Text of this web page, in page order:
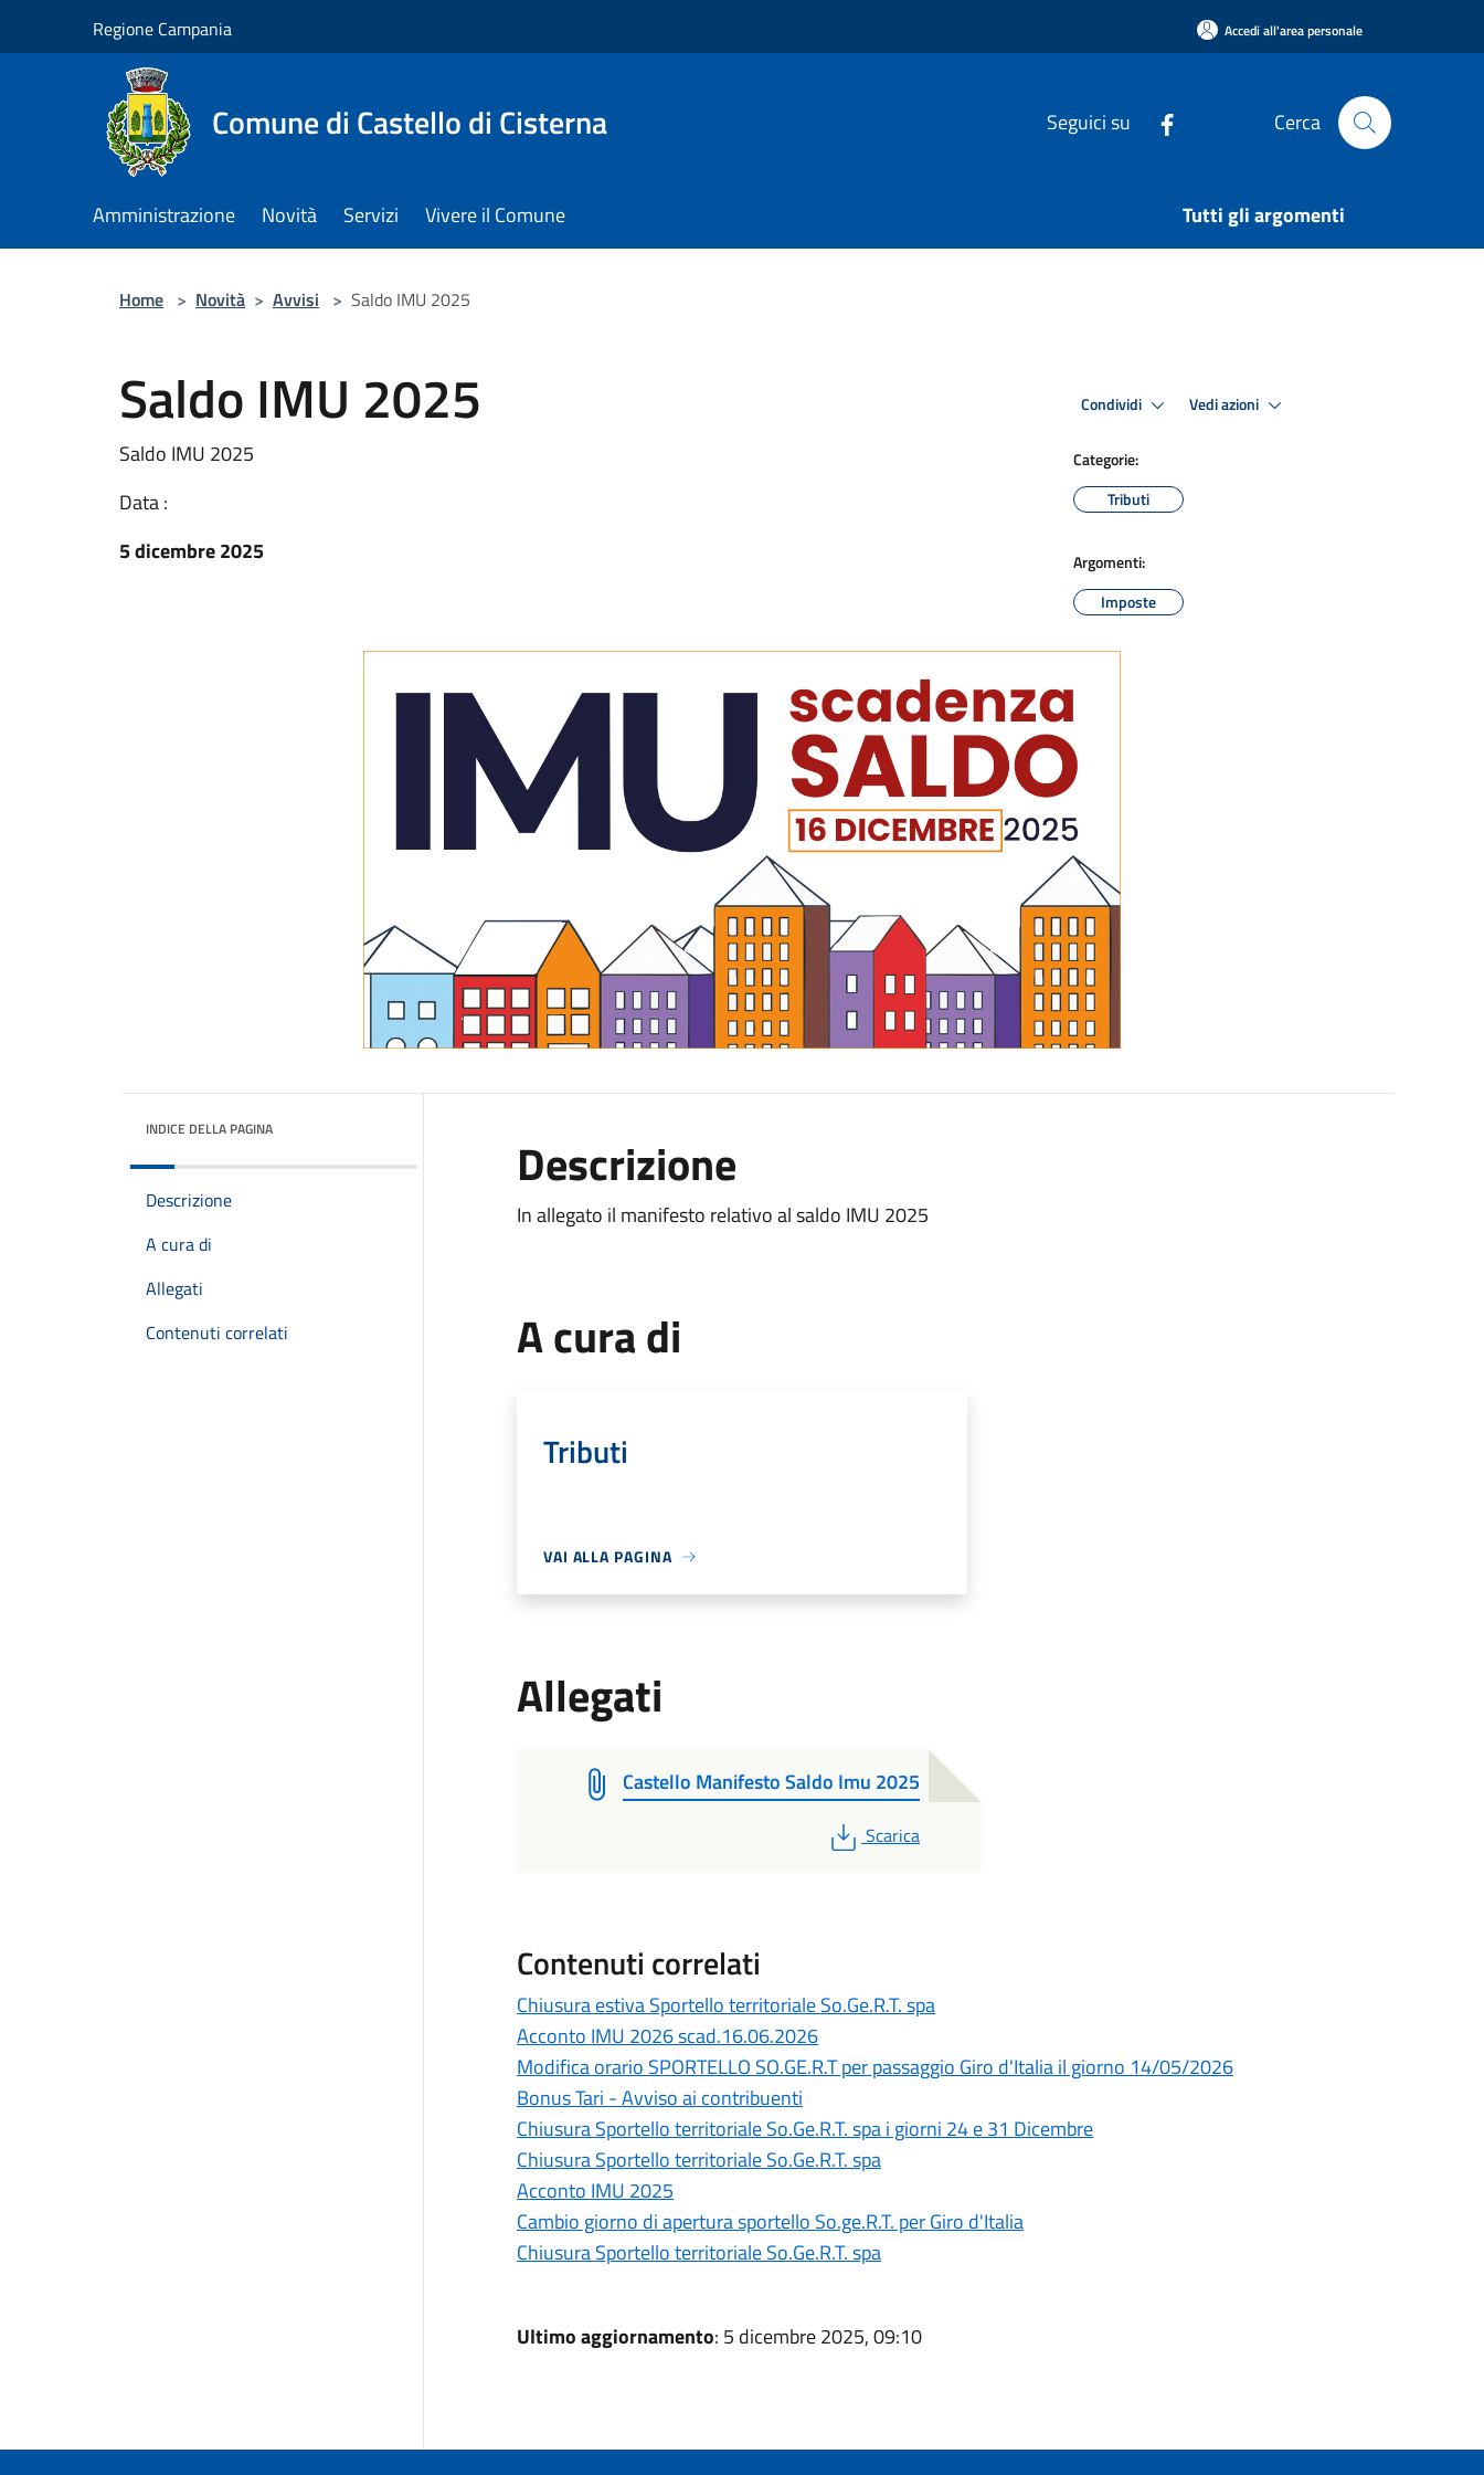
Regione Campania Accedi all'area personale
Comune di Castello di Cisterna Seguici su Cerca
Amministrazione Novità Servizi Vivere il Comune Tutti gli argomenti
Home > Novità > Avvisi > Saldo IMU 2025
Saldo IMU 2025
Saldo IMU 2025
Data :
5 dicembre 2025
Condividi Vedi azioni
Categorie:
Tributi
Argomenti:
Imposte
INDICE DELLA PAGINA
Descrizione
A cura di
Allegati
Contenuti correlati
Descrizione
In allegato il manifesto relativo al saldo IMU 2025
A cura di
Tributi
VAI ALLA PAGINA
Allegati
Castello Manifesto Saldo Imu 2025
PDF
Scarica
Contenuti correlati
Chiusura estiva Sportello territoriale So.Ge.R.T. spa
Acconto IMU 2026 scad.16.06.2026
Modifica orario SPORTELLO SO.GE.R.T per passaggio Giro d'Italia il giorno 14/05/2026
Bonus Tari - Avviso ai contribuenti
Chiusura Sportello territoriale So.Ge.R.T. spa i giorni 24 e 31 Dicembre
Chiusura Sportello territoriale So.Ge.R.T. spa
Acconto IMU 2025
Cambio giorno di apertura sportello So.ge.R.T. per Giro d'Italia
Chiusura Sportello territoriale So.Ge.R.T. spa
Ultimo aggiornamento: 5 dicembre 2025, 09:10